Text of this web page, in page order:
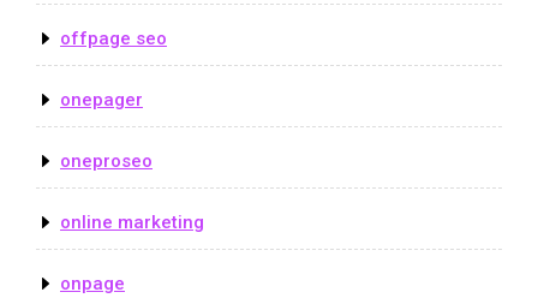
offpage seo
onepager
oneproseo
online marketing
onpage